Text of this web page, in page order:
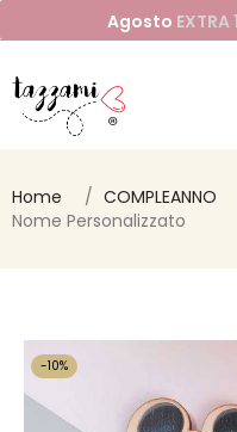
Agosto EXTRA
Home COMPLEANNO
Nome Personalizzato
-10%